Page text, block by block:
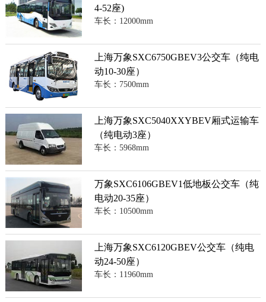
4-52座)
车长：12000mm
上海万象SXC6750GBEV3公交车（纯电
动10-30座）
车长：7500mm
上海万象SXC5040XXYBEV厢式运输车
（纯电动3座）
车长：5968mm
万象SXC6106GBEV1低地板公交车（纯
电动20-35座）
车长：10500mm
上海万象SXC6120GBEV公交车（纯电
动24-50座）
车长：11960mm